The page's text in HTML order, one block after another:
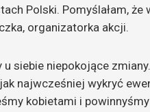
Polski. Pomyślałam, że
organizatorka akcji.
siebie niepokojące
najwcześniej wykryć
kobietami i